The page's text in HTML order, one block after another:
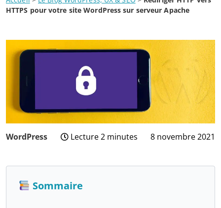
HTTPS pour votre site WordPress sur serveur Apache
WordPress Lecture 2 minutes 8 novembre 2021
3
2024
Sommaire